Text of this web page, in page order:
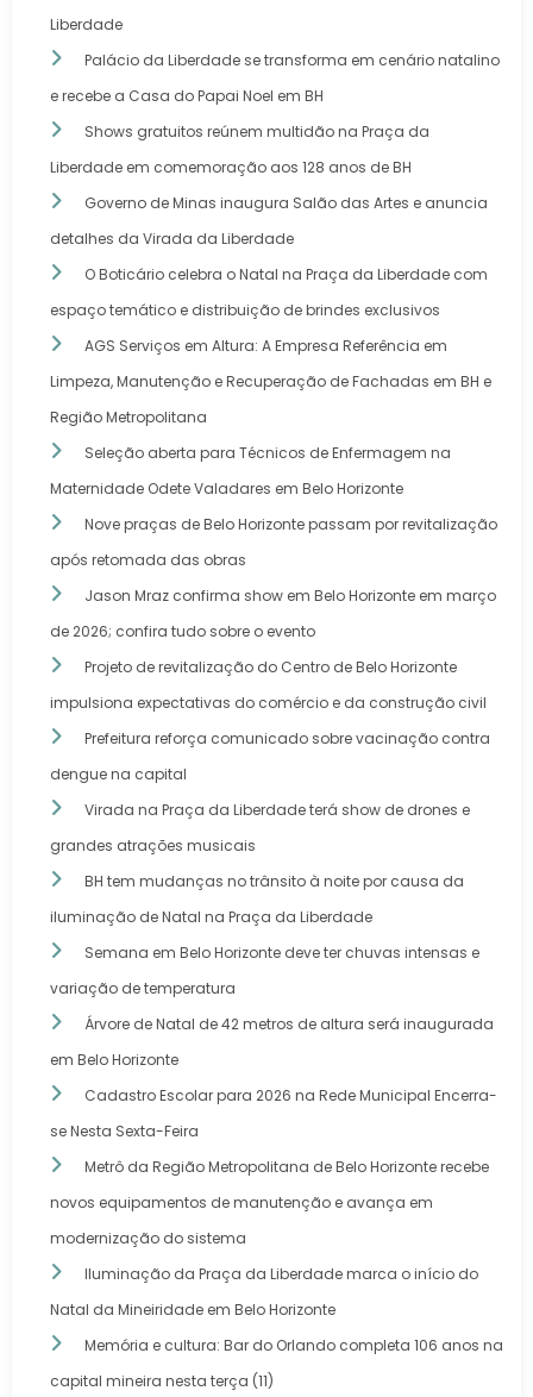
Liberdade
Palácio da Liberdade se transforma em cenário natalino
e recebe a Casa do Papai Noel em BH
Shows gratuitos reúnem multidão na Praça da
Liberdade em comemoração aos 128 anos de BH
Governo de Minas inaugura Salão das Artes e anuncia
detalhes da Virada da Liberdade
O Boticário celebra o Natal na Praça da Liberdade com
espaço temático e distribuição de brindes exclusivos
AGS Serviços em Altura: A Empresa Referência em
Limpeza, Manutenção e Recuperação de Fachadas em BH e
Região Metropolitana
Seleção aberta para Técnicos de Enfermagem na
Maternidade Odete Valadares em Belo Horizonte
Nove praças de Belo Horizonte passam por revitalização
após retomada das obras
Jason Mraz confirma show em Belo Horizonte em março
de 2026; confira tudo sobre o evento
Projeto de revitalização do Centro de Belo Horizonte
impulsiona expectativas do comércio e da construção civil
Prefeitura reforça comunicado sobre vacinação contra
dengue na capital
Virada na Praça da Liberdade terá show de drones e
grandes atrações musicais
BH tem mudanças no trânsito à noite por causa da
iluminação de Natal na Praça da Liberdade
Semana em Belo Horizonte deve ter chuvas intensas e
variação de temperatura
Árvore de Natal de 42 metros de altura será inaugurada
em Belo Horizonte
Cadastro Escolar para 2026 na Rede Municipal Encerra-
se Nesta Sexta-Feira
Metrô da Região Metropolitana de Belo Horizonte recebe
novos equipamentos de manutenção e avança em
modernização do sistema
Iluminação da Praça da Liberdade marca o início do
Natal da Mineiridade em Belo Horizonte
Memória e cultura: Bar do Orlando completa 106 anos na
capital mineira nesta terça (11)